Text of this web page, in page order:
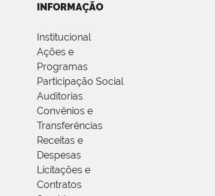
INFORMAÇÃO
Institucional
Ações e
Programas
Participação Social
Auditorias
Convênios e
Transferências
Receitas e
Despesas
Licitações e
Contratos